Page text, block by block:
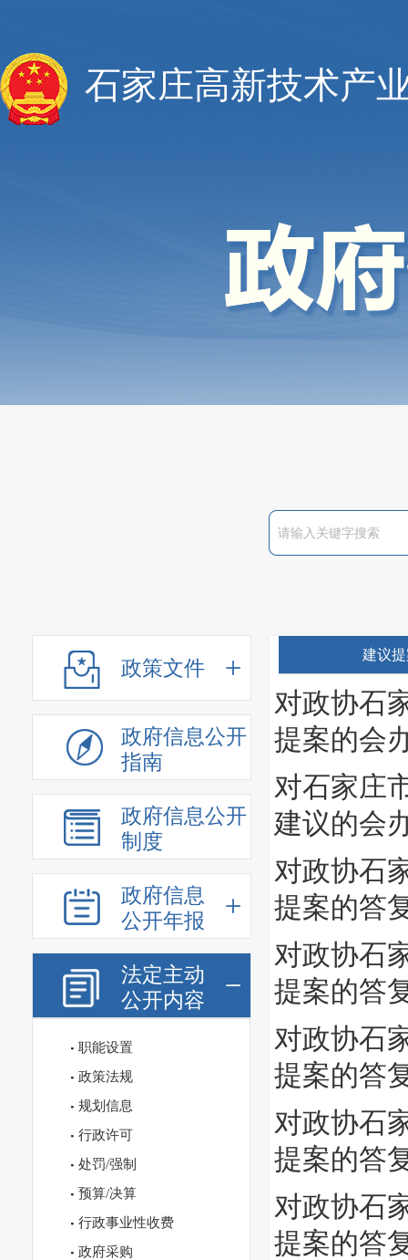
石家庄高新技术产
政策文件
政府信息公开
指南
政府信息公开
制度
政府信息
公开年报
法定主动
公开内容
职能设置
政策法规
规划信息
行政许可
处罚/强制
预算/决算
行政事业性收费
政府采购
建议
对政协石
提案的会
对石家庄
建议的会
对政协石
提案的答
对政协石
提案的答
对政协石
提案的答
对政协石
提案的答
对政协石
提案的答